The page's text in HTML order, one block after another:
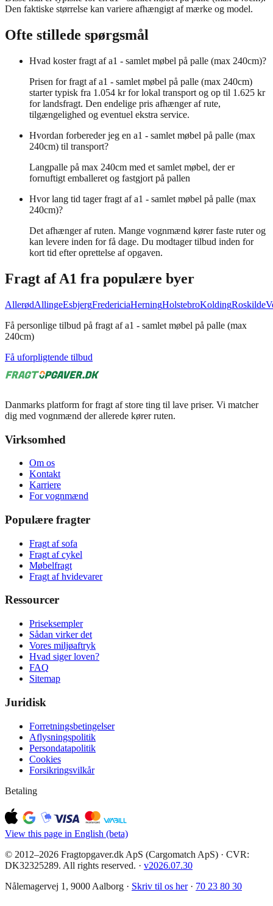
Den faktiske størrelse kan variere afhængigt af mærke og model.
Ofte stillede spørgsmål
Hvad koster fragt af a1 - samlet møbel på palle (max 240cm)?
Prisen for fragt af a1 - samlet møbel på palle (max 240cm)
starter typisk fra 1.054 kr for lokal transport og op til 1.625 kr
for landsfragt. Den endelige pris afhænger af rute,
tilgængelighed og eventuel ekstra service.
Hvordan forbereder jeg en a1 - samlet møbel på palle (max
240cm) til transport?
Langpalle på max 240cm med et samlet møbel, der er
fornuftigt emballeret og fastgjort på pallen
Hvor lang tid tager fragt af a1 - samlet møbel på palle (max
240cm)?
Det afhænger af ruten. Mange vognmænd kører faste ruter og
kan levere inden for få dage. Du modtager tilbud inden for
kort tid efter oprettelse af opgaven.
Fragt afA1 fra populære byer
AllerødAllingeEsbjergFredericiaHerningHolstebroKoldingRoskilde
Få personlige tilbud på fragt af a1 - samlet møbel på palle (max
240cm)
Få uforpligtende tilbud
Danmarks platform for fragt af store ting til lave priser. Vi matcher
dig med vognmænd der allerede kører ruten.
Virksomhed
Om os
Kontakt
Karriere
For vognmænd
Populære fragter
Fragt af sofa
Fragt af cykel
Møbelfragt
Fragt af hvidevarer
Ressourcer
Priseksempler
Sådan virker det
Vores miljøaftryk
Hvad siger loven?
FAQ
Sitemap
Juridisk
Forretningsbetingelser
Aflysningspolitik
Persondatapolitik
Cookies
Forsikringsvilkår
Betaling
View this page in English (beta)
© 2012–2026 Fragtopgaver.dk ApS (Cargomatch ApS) · CVR:
DK32325289. All rights reserved. · v2026.07.30
Nålemagervej 1, 9000 Aalborg · Skriv til os her · 70 23 80 30